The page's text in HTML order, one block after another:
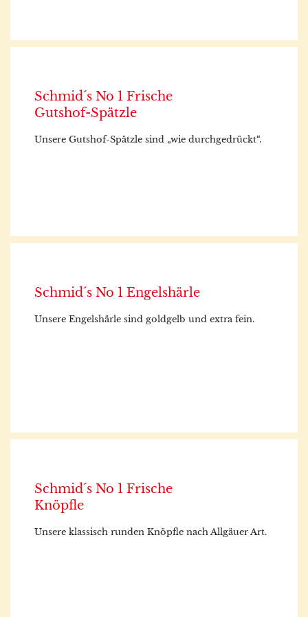
Schmid´s No 1 Frische
Gutshof-Spätzle
Unsere Gutshof-Spätzle sind „wie durchgedrückt“.
Schmid´s No 1 Engelshärle
Unsere Engelshärle sind goldgelb und extra fein.
Schmid´s No 1 Frische
Knöpfle
Unsere klassisch runden Knöpfle nach Allgäuer Art.